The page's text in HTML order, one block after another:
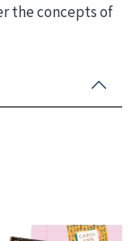
the concepts of